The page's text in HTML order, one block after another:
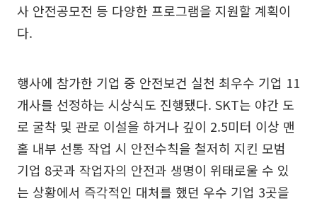
사 안전공모전 등 다양한 프로그램을 지원할 계획이
다.
행사에 참가한 기업 중 안전보건 실천 최우수 기업 11
개사를 선정하는 시상식도 진행됐다. SKT는 야간 도
로 굴착 및 관로 이설을 하거나 깊이 2.5미터 이상 맨
홀 내부 선통 작업 시 안전수칙을 철저히 지킨 모범
기업 8곳과 작업자의 안전과 생명이 위태로울 수 있
는 상황에서 즉각적인 대처를 했던 우수 기업 3곳을